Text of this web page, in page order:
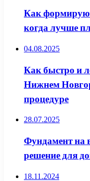
Как
когда лучше
04.08.2025
Как быстро и
Нижнем
процедуре
28.07.2025
Фундамент на
решение для
18.11.2024